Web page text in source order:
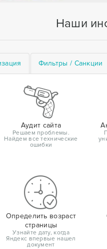
Наши
Фильтры / Санкции
Аудит сайта
Решаем проблемы.
Найдем все технические
ошибки
Определить возраст
страницы
Узнайте дату, когда
Яндекс впервые нашел
документ